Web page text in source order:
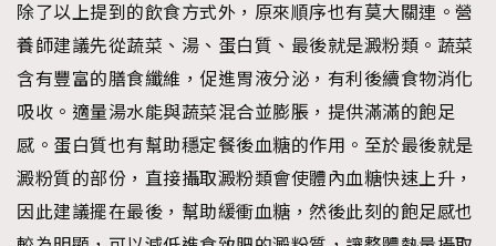
AFrenchMind
DressLikeAParisienne
EmpowerF
FashionWeek FigaroAesthetic
除了以上提到的飲食方式外，原來順序也有莫大關連。營
養師建議先從蔬菜、湯、蛋白質、最後就是澱粉類。蔬菜
含有豐富的膳食纖維，促進胃液分泌，有利後續食物消化
吸收。適量湯水能與蔬菜混合並膨脹，提供滿滿的飽足
感。蛋白質也有幫助穩定餐後血糖的作用。至於最後就是
澱粉質的部份，直接攝取澱粉類會使體內血糖快速上升，
因此建議擺在最後，幫助緩衝血糖，然後此刻的飽足感也